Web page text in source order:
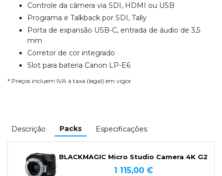
Controle da câmera via SDI, HDMI ou USB
Programa e Talkback por SDI, Tally
Porta de expansão USB-C, entrada de áudio de 3,5
mm
Corretor de cor integrado
Slot para bateria Canon LP-E6
* Preços incluem IVA à taxa (legal) em vigor
Descrição Packs Especificações
BLACKMAGIC Micro Studio Camera 4K G2
1 115,00 €